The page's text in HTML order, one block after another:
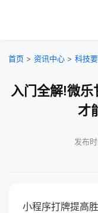
首页 > 资讯中心 > 科技
入门全解!微乐
才
发布
小程序打牌提高